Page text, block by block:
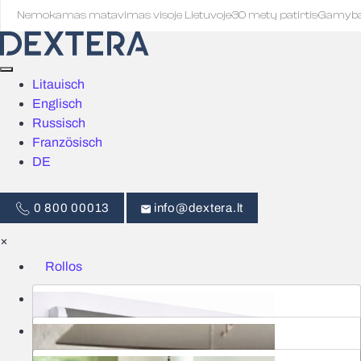
Nemokamas matavimas visoje Lietuvoje·30 metų patirtis·
Litauisch
Englisch
Russisch
Französisch
DE
0 800 00013 info@dextera.lt
×
Rollos
Intelligente Steuerung